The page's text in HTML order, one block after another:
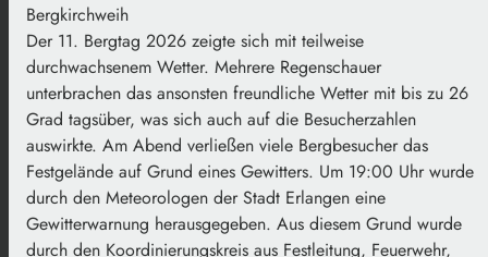
Bergkirchweih
Der 11. Bergtag 2026 zeigte sich mit teilweise
durchwachsenem Wetter. Mehrere Regenschauer
unterbrachen das ansonsten freundliche Wetter mit bis zu 26
Grad tagsüber, was sich auch auf die Besucherzahlen
auswirkte. Am Abend verließen viele Bergbesucher das
Festgelände auf Grund eines Gewitters. Um 19:00 Uhr wurde
durch den Meteorologen der Stadt Erlangen eine
Gewitterwarnung herausgegeben. Aus diesem Grund wurde
durch den Koordinierungskreis aus Festleitung, Feuerwehr,